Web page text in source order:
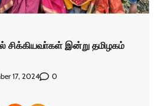
சிக்கியவா்கள் இன்று தமிழகம்
17, 2024 0